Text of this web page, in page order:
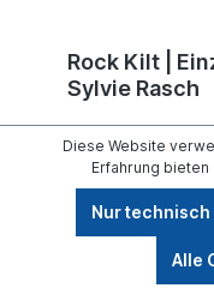
Rock Kilt |
Sylvie Rasch
4,90 €*
Werkzeugleiste
Diese Website
Erfahrung bieten
Nur
Alle